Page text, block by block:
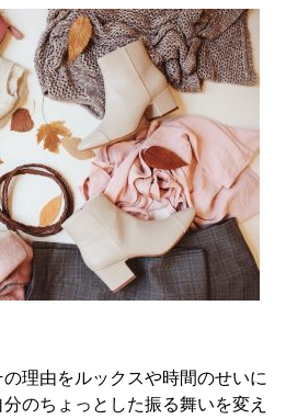
理由をルックスや時間のせいに
のちょっとした振る舞いを変え